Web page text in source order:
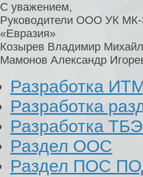
С уважением,
Руководители ООО УК МК-
«Евразия»
Козырев Владимир
Мамонов Александр
Разработка
Разработка
Разработка
Раздел ООС
Раздел ПОС